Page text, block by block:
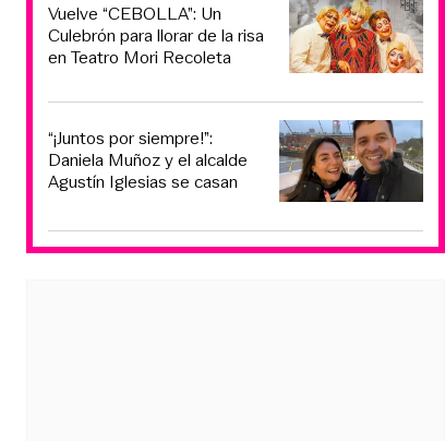
Vuelve “CEBOLLA”: Un
Culebrón para llorar de la risa
en Teatro Mori Recoleta
“¡Juntos por siempre!”:
Daniela Muñoz y el alcalde
Agustín Iglesias se casan